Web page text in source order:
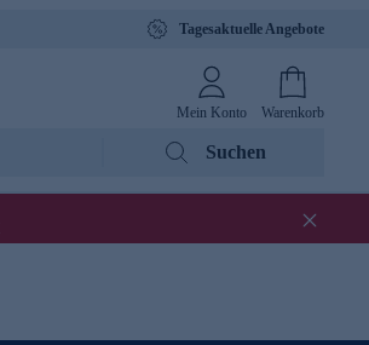
Tagesaktuelle Angebote
Mein Konto Warenkorb
Suchen